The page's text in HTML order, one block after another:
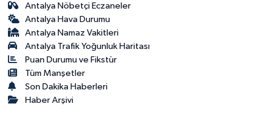
Antalya Nöbetçi Eczaneler
Antalya Hava Durumu
Antalya Namaz Vakitleri
Antalya Trafik Yoğunluk Haritası
Puan Durumu ve Fikstür
Tüm Manşetler
Son Dakika Haberleri
Haber Arşivi